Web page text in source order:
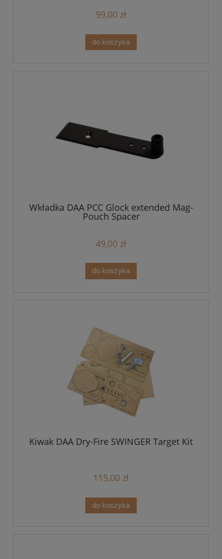
99,00 zł
do koszyka
Wkładka DAA PCC Glock extended Mag-
Pouch Spacer
49,00 zł
do koszyka
Kiwak DAA Dry-Fire SWINGER Target Kit
115,00 zł
do koszyka